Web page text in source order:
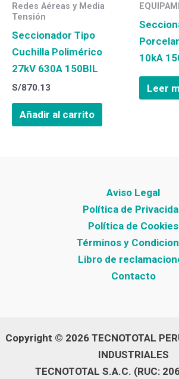
Redes Aéreas y Media
Tensión
Seccionador Tipo
Cuchilla Polimérico
27kV 630A 150BIL
S/870.13
Añadir al carrito
10kA
Leer
Aviso Legal
Política de
Política de Cookies
Términos y
Libro de
Contacto
Copyright © 2026 TECNOTOTAL
INDUSTRIALES
TECNOTOTAL S.A.C. (RUC: